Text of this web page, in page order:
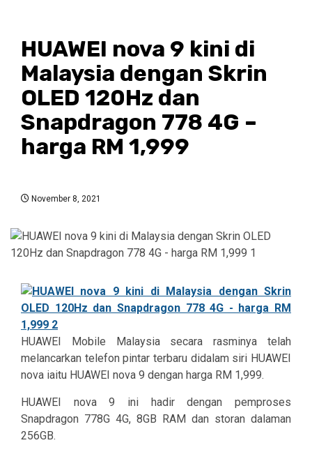
HUAWEI nova 9 kini di
Malaysia dengan Skrin
OLED 120Hz dan
Snapdragon 778 4G –
harga RM 1,999
November 8, 2021
HUAWEI Mobile Malaysia secara rasminya telah
melancarkan telefon pintar terbaru didalam siri HUAWEI
nova iaitu HUAWEI nova 9 dengan harga RM 1,999.
HUAWEI nova 9 ini hadir dengan pemproses
Snapdragon 778G 4G, 8GB RAM dan storan dalaman
256GB.